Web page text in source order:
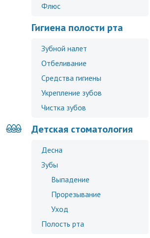
Флюс
Гигиена полости рта
Зубной налет
Отбеливание
Средства гигиены
Укрепление зубов
Чистка зубов
Детская стоматология
Десна
Зубы
Выпадение
Прорезывание
Уход
Полость рта